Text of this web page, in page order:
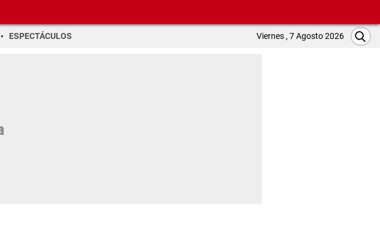
ESPECTÁCULOS Viernes , 7 Agosto 2026